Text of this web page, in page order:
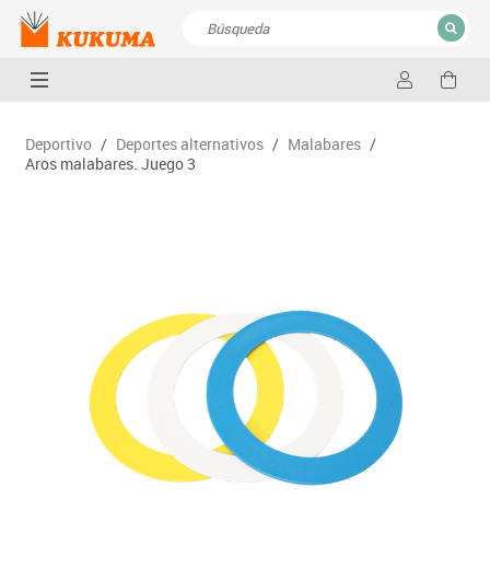
CERRAR
Deportivo / Deportes alternativos / Malabares /
Aros malabares. Juego 3